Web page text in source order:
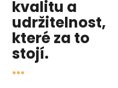
kvalitu a
udržitelnost,
které za to
stojí.
...